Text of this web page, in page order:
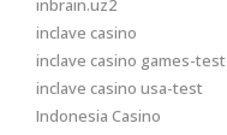
inbrain.uz2
inclave casino
inclave casino games-test
inclave casino usa-test
Indonesia Casino